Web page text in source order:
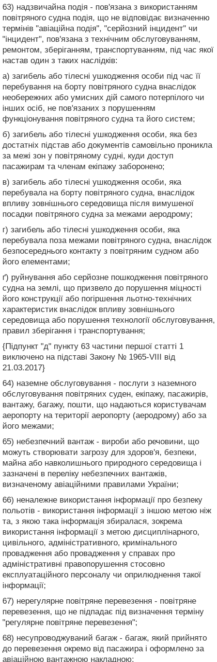
63) надзвичайна подія - пов'язана з використанням
повітряного судна подія, що не відповідає визначенню
термінів "авіаційна подія", "серйозний інцидент" чи
"інцидент", пов'язана з технічним обслуговуванням,
ремонтом, зберіганням, транспортуванням, під час якої
настав один з таких наслідків:
а) загибель або тілесні ушкодження особи під час її
перебування на борту повітряного судна внаслідок
необережних або умисних дій самого потерпілого чи
інших осіб, не пов'язаних з порушенням
функціонування повітряного судна та його систем;
б) загибель або тілесні ушкодження особи, яка без
достатніх підстав або документів самовільно проникла
за межі зон у повітряному судні, куди доступ
пасажирам та членам екіпажу заборонено;
в) загибель або тілесні ушкодження особи, яка
перебувала на борту повітряного судна, внаслідок
впливу зовнішнього середовища після вимушеної
посадки повітряного судна за межами аеродрому;
г) загибель або тілесні ушкодження особи, яка
перебувала поза межами повітряного судна, внаслідок
безпосереднього контакту з повітряним судном або
його елементами;
ґ) руйнування або серйозне пошкодження повітряного
судна на землі, що призвело до порушення міцності
його конструкції або погіршення льотно-технічних
характеристик внаслідок впливу зовнішнього
середовища або порушення технології обслуговування,
правил зберігання і транспортування;
{Підпункт "д" пункту 63 частини першої статті 1
виключено на підставі Закону № 1965-VIII від
21.03.2017}
64) наземне обслуговування - послуги з наземного
обслуговування повітряних суден, екіпажу, пасажирів,
вантажу, багажу, пошти, що надаються користувачам
аеропорту на території аеропорту (аеродрому) або за
його межами;
65) небезпечний вантаж - вироби або речовини, що
можуть створювати загрозу для здоров'я, безпеки,
майна або навколишнього природного середовища і
зазначені в переліку небезпечних вантажів,
визначеному авіаційними правилами України;
66) неналежне використання інформації про безпеку
польотів - використання інформації з іншою метою ніж
та, з якою така інформація збиралася, зокрема
використання інформації з метою дисциплінарного,
цивільного, адміністративного, кримінального
провадження або провадження у справах про
адміністративні правопорушення стосовно
експлуатаційного персоналу чи оприлюднення такої
інформації;
67) нерегулярне повітряне перевезення - повітряне
перевезення, що не підпадає під визначення терміну
"регулярне повітряне перевезення";
68) несупроводжуваний багаж - багаж, який прийнято
до перевезення окремо від пасажира і оформлено за
авіаційною вантажною накладною;